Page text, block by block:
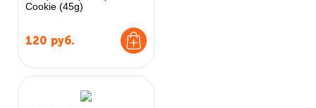
Cookie (45g)
120 руб.